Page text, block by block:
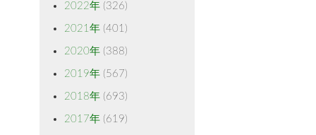
2022年 (326)
2021年 (401)
2020年 (388)
2019年 (567)
2018年 (693)
2017年 (619)